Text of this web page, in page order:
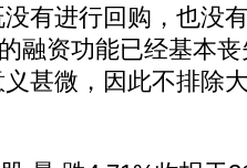
进行回购，也没
融资功能已经基本
甚微，因此不排除